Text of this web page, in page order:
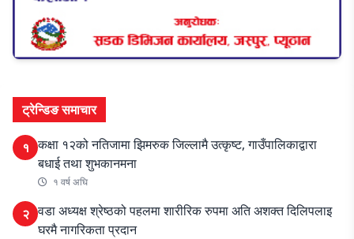
ट्रेन्डिङ समाचार
१ कक्षा १२को नतिजामा झिमरुक जिल्लामै उत्कृष्ट, गाउँपालिकाद्वारा
बधाई तथा शुभकानमना
१ वर्ष अघि
२ वडा अध्यक्ष श्रेष्ठको पहलमा शारीरिक रुपमा अति अशक्त दिलिपलाइ
घरमै नागरिकता प्रदान